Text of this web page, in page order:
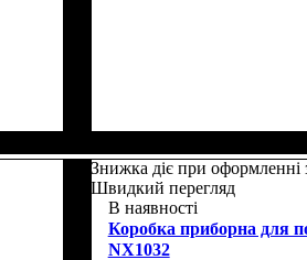
Знижка діє при оформленні
Швидкий перегляд
В наявності
Коробка приборна для
NX1032